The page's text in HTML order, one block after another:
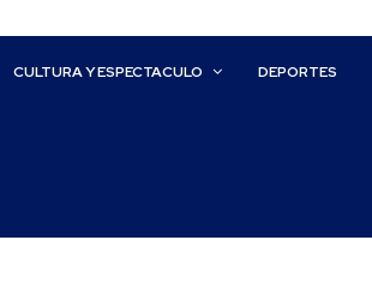
CULTURA Y ESPECTACULO DEPORTES